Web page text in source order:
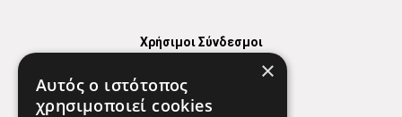
Χρήσιμοι Σύνδεσμοι
Χρήσιμα Τηλέφωνα
×
Αυτός ο ιστότοπος
χρησιμοποιεί cookies